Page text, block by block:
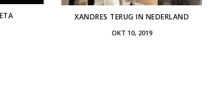
XANDRES TERUG IN NEDERLAND
OKT 10, 2019